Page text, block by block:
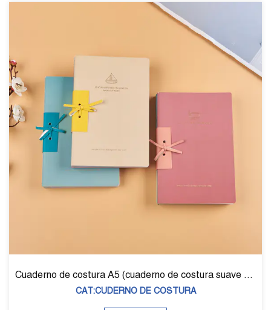
Cuaderno de costura A5 (cuaderno de costura suave para tarjetas) D-39028
CAT:CUDERNO DE COSTURA